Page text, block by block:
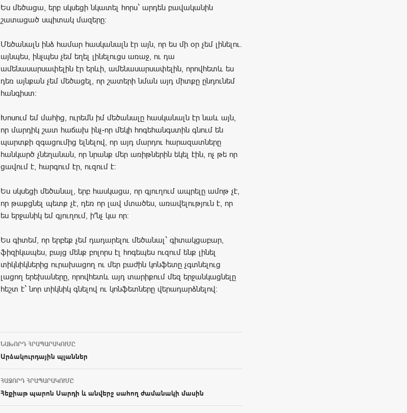
Ես մեծացա, երբ սկսեցի նկատել հորս` արդեն բավականին
շատացած սպիտակ մազերը:
Մեծանալն ինձ համար հասկանալն էր այն, որ ես մի օր չեմ լինելու.
այնպես, ինչպես չեմ եղել լինելուցս առաջ, ու դա
ամենասարսափելին էր երևի, ամենասարսափելին, որովհետև ես
դեռ այնքան չեմ մեծացել, որ շատերի նման այդ միտքը ընդունեմ
հանգիստ:
Խոսում եմ մահից, ուրեմն իմ մեծանալը հասկանալն էր նաև այն,
որ մարդիկ շատ հաճախ ինչ-որ մեկի հոգեհանգստին գնում են
պարտքի զգացումից ելնելով, որ այդ մարդու հարազատները
հանկարծ չնեղանան, որ նրանք մեր առիթներին եկել էին, ոչ թե որ
ցավում է, հարգում էր, ուզում է:
Ես սկսեցի մեծանալ, երբ հասկացա, որ գյուղում ապրելը ամոթ չէ,
որ թաքցնել պետք չէ, դեռ որ լավ մտածես, առավելություն է, որ
ես երջանիկ եմ գյուղում, ի՞նչ կա որ:
Ես գիտեմ, որ երբեք չեմ դադարելու մեծանալ` գիտակցաբար,
ֆիզիկապես, բայց մենք բոլորս էլ հոգեպես ուզում ենք լինել
տիկնիկներից ուրախացող ու մեր բաժին կոնֆետը չգտնելուց
լացող երեխաները, որովհետև այդ տարիքում մեզ երջանկացնելը
հեշտ է` նոր տիկնիկ գնելով ու կոնֆետները վերադարձնելով:
Post navigation
ՆԱԽՈՐԴ ՀՐԱՊԱՐԱԿՈՒՄԸ
Արձակուրդային պլաններ
ՀԱՋՈՐԴ ՀՐԱՊԱՐԱԿՈՒՄԸ
Հեքիաթ պարոն Սարդի և անվերջ սահող ժամանակի մասին